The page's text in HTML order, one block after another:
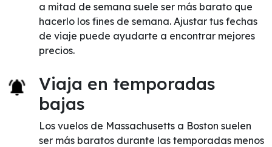
a mitad de semana suele ser más barato que
hacerlo los fines de semana. Ajustar tus fechas
de viaje puede ayudarte a encontrar mejores
precios.
Viaja en temporadas
bajas
Los vuelos de Massachusetts a Boston suelen
ser más baratos durante las temporadas menos